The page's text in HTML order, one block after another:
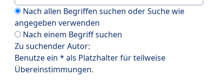
Nach allen Begriffen suchen oder Suche wie
angegeben verwenden
Nach einem Begriff suchen
Zu suchender Autor:
Benutze ein * als Platzhalter für teilweise
Übereinstimmungen.